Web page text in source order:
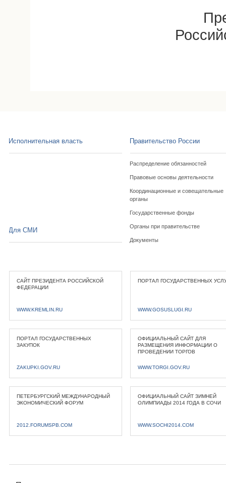
Исполнительная власть Правительство России
Распределение обязанностей
Правовые основы деятельности
Координационные и совещательные
органы
Государственные фонды
Органы при правительстве
Документы
Для СМИ
САЙТ ПРЕЗИДЕНТА РОССИЙСКОЙ
ФЕДЕРАЦИИ
WWW.KREMLIN.RU
ПОРТАЛ ГОСУДАРСТВЕННЫХ
WWW.GOSUSLUGI.RU
ПОРТАЛ ГОСУДАРСТВЕННЫХ
ЗАКУПОК
ZAKUPKI.GOV.RU
ОФИЦИАЛЬНЫЙ САЙТ ДЛЯ
РАЗМЕЩЕНИЯ ИНФОРМАЦИИ О
ПРОВЕДЕНИИ ТОРГОВ
WWW.TORGI.GOV.RU
ПЕТЕРБУРГСКИЙ МЕЖДУНАРОДНЫЙ
ЭКОНОМИЧЕСКИЙ ФОРУМ
2012.FORUMSPB.COM
ОФИЦИАЛЬНЫЙ САЙТ ЗИМНЕЙ
ОЛИМПИАДЫ 2014 ГОДА В СОЧИ
WWW.SOCHI2014.COM